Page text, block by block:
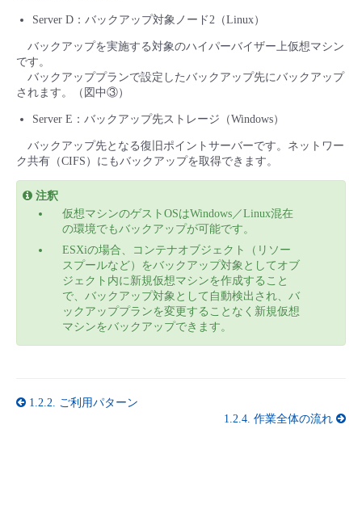
Server D：バックアップ対象ノード2（Linux）
バックアップを実施する対象のハイパーバイザー上仮想マシン
です。
バックアッププランで設定したバックアップ先にバックアップ
されます。（図中③）
Server E：バックアップ先ストレージ（Windows）
バックアップ先となる復旧ポイントサーバーです。ネットワー
ク共有（CIFS）にもバックアップを取得できます。
注釈
仮想マシンのゲストOSはWindows／Linux混在
の環境でもバックアップが可能です。
ESXiの場合、コンテナオブジェクト（リソー
スプールなど）をバックアップ対象としてオブ
ジェクト内に新規仮想マシンを作成すること
で、バックアップ対象として自動検出され、バ
ックアッププランを変更することなく新規仮想
マシンをバックアップできます。
1.2.2. ご利用パターン
1.2.4. 作業全体の流れ